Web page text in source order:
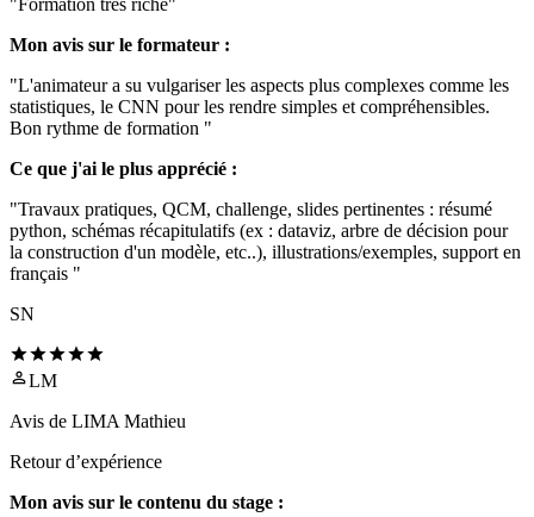
Mon avis sur le formateur :
"L'animateur a su vulgariser les aspects plus complexes comme les
statistiques, le CNN pour les rendre simples et compréhensibles.
Bon rythme de formation "
Ce que j'ai le plus apprécié :
"Travaux pratiques, QCM, challenge, slides pertinentes : résumé
python, schémas récapitulatifs (ex : dataviz, arbre de décision pour
la construction d'un modèle, etc..), illustrations/exemples, support en
français "
SN
LM
Avis de LIMA Mathieu
Retour d’expérience
Mon avis sur le contenu du stage :